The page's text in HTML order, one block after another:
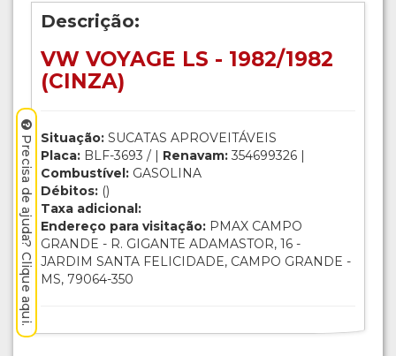
Descrição:
VW VOYAGE LS - 1982/1982
(CINZA)
Situação: SUCATAS APROVEITÁVEIS
Placa: BLF-3693 / | Renavam: 354699326 |
Combustível: GASOLINA
Débitos: ()
Taxa adicional:
Endereço para visitação: PMAX CAMPO
GRANDE - R. GIGANTE ADAMASTOR, 16 -
JARDIM SANTA FELICIDADE, CAMPO GRANDE -
MS, 79064-350
Precisa de ajuda? Clique aqui.